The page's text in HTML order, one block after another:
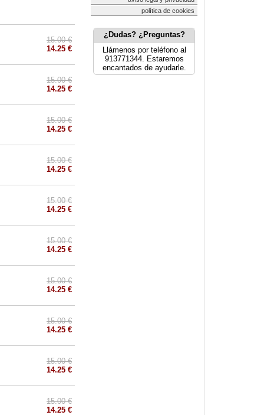
15.00 €
14.25 €
15.00 €
14.25 €
15.00 €
14.25 €
15.00 €
14.25 €
15.00 €
14.25 €
15.00 €
14.25 €
15.00 €
14.25 €
15.00 €
14.25 €
15.00 €
14.25 €
15.00 €
14.25 €
política de cookies
¿Dudas? ¿Preguntas?
Llámenos por teléfono al
913771344. Estaremos
encantados de ayudarle.